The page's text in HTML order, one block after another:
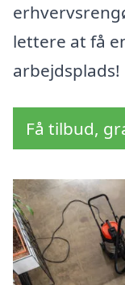
lettere at få
arbejdsplads!
Få tilbud,